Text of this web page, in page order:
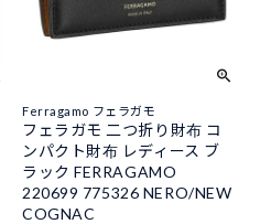
Ferragamo フェラガモ
フェラガモ 二つ折り財布 コ
ンパクト財布 レディース ブ
ラック FERRAGAMO
220699 775326 NERO/NEW
COGNAC